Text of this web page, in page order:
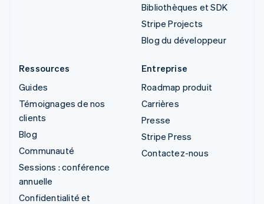
Bibliothèques et SDK
Stripe Projects
Blog du développeur
Ressources
Guides
Témoignages de nos
clients
Blog
Communauté
Sessions : conférence
annuelle
Confidentialité et
Entreprise
Roadmap produit
Carrières
Presse
Stripe Press
Contactez-nous